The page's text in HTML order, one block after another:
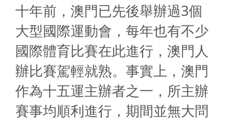
十年前，澳門已先後舉辦過3個
大型國際運動會，每年也有不少
國際體育比賽在此進行，澳門人
辦比賽駕輕就熟。事實上，澳門
作為十五運主辦者之一，所主辦
賽事均順利進行，期間並無大問